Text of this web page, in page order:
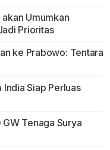
Umumkan
Prioritas
ke Prabowo: Tentara
India Siap Perluas
Tenaga Surya